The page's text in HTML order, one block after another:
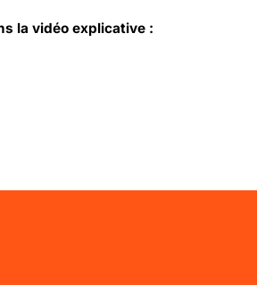
la vidéo explicative :